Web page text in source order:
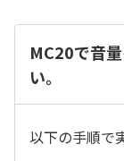
MC20で音
い。
以下の手順で